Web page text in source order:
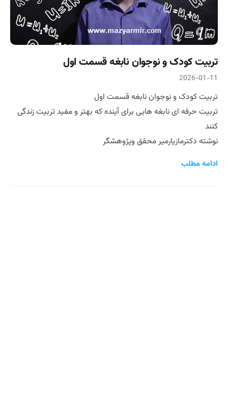
تربیت کودک و نوجوان نابغه قسمت اول
2026-01-11
تربیت کودک و نوجوان نابغه قسمت اول
تربیت حرفه ای نابغه هایی برای آینده که بهتر و مفید تربیت زندگی
کنند
نوشته دکترمازیارمیر محقق و‌پژوهشگر
ادامه مطلب